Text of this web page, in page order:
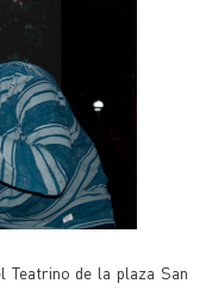
Teatrino de la plaza San